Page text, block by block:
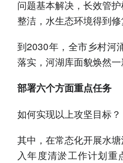
问题基本解决，长效管
整洁，水生态环境得到修
到2030年，全市乡村河
落实，河湖库面貌焕然一
部署六个方面重点任务
如何实现以上攻坚目标
其中，在常态化开展水
入年度清淤工作计划